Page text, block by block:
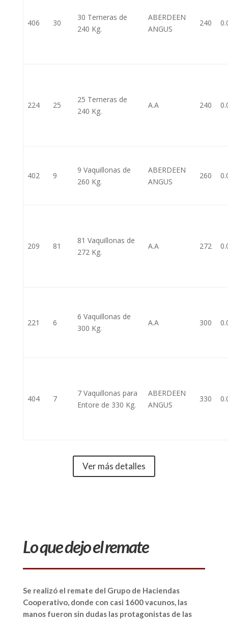
406 30
30 Terneras de
240 Kg.
ABERDEEN
ANGUS
240
224 25
25 Terneras de
240 Kg.
A.A 240
402 9
9 Vaquillonas de
260 Kg.
ABERDEEN
ANGUS
260
209 81
81 Vaquillonas de
272 Kg.
A.A 272
221 6
6 Vaquillonas de
300 Kg.
A.A 300
404 7
7 Vaquillonas para
Entore de 330 Kg.
ABERDEEN
ANGUS
330
Ver más detalles
Lo que dejo el remate
Se realizó el remate del Grupo de Haciendas
Cooperativo, donde con casi 1600 vacunos, las
manos fueron sin dudas las protagonistas de las